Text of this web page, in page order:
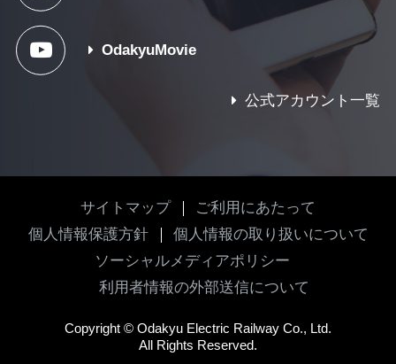
OdakyuMovie
公式アカウント一覧
サイトマップ
ご利用にあたって
個人情報保護方針
個人情報の取り扱いについて
ソーシャルメディアポリシー
利用者情報の外部送信について
Copyright © Odakyu Electric Railway Co., Ltd.
All Rights Reserved.